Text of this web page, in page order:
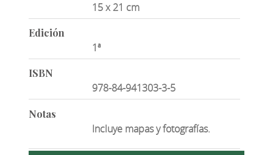
15 x 21 cm
Edición
1ª
ISBN
978-84-941303-3-5
Notas
Incluye mapas y fotografías.